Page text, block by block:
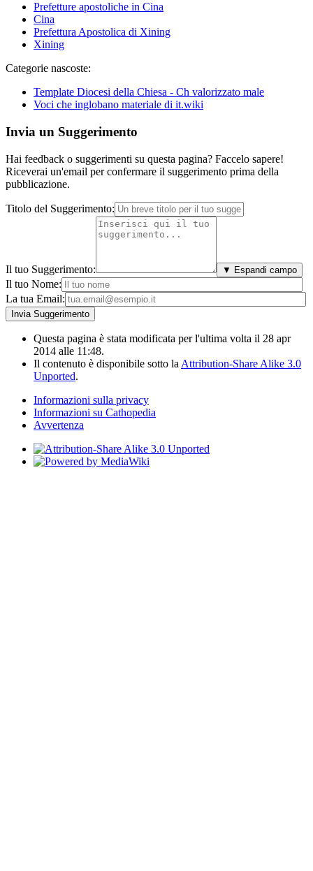
Prefetture apostoliche in Cina
Cina
Prefettura Apostolica di Xining
Xining
Categorie nascoste:
Template Diocesi della Chiesa - Ch valorizzato male
Voci che inglobano materiale di it.wiki
Invia un Suggerimento
Hai feedback o suggerimenti su questa pagina? Faccelo sapere!
Riceverai un'email per confermare il suggerimento prima della
pubblicazione.
Titolo del Suggerimento:
Il tuo Suggerimento: ▼ Espandi campo
Il tuo Nome:
La tua Email:
Questa pagina è stata modificata per l'ultima volta il 28 apr
2014 alle 11:48.
Il contenuto è disponibile sotto la Attribution-Share Alike 3.0
Unported.
Informazioni sulla privacy
Informazioni su Cathopedia
Avvertenza